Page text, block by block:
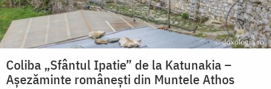
Coliba „Sfântul Ipatie” de la Katunakia –
Așezăminte românești din Muntele Athos